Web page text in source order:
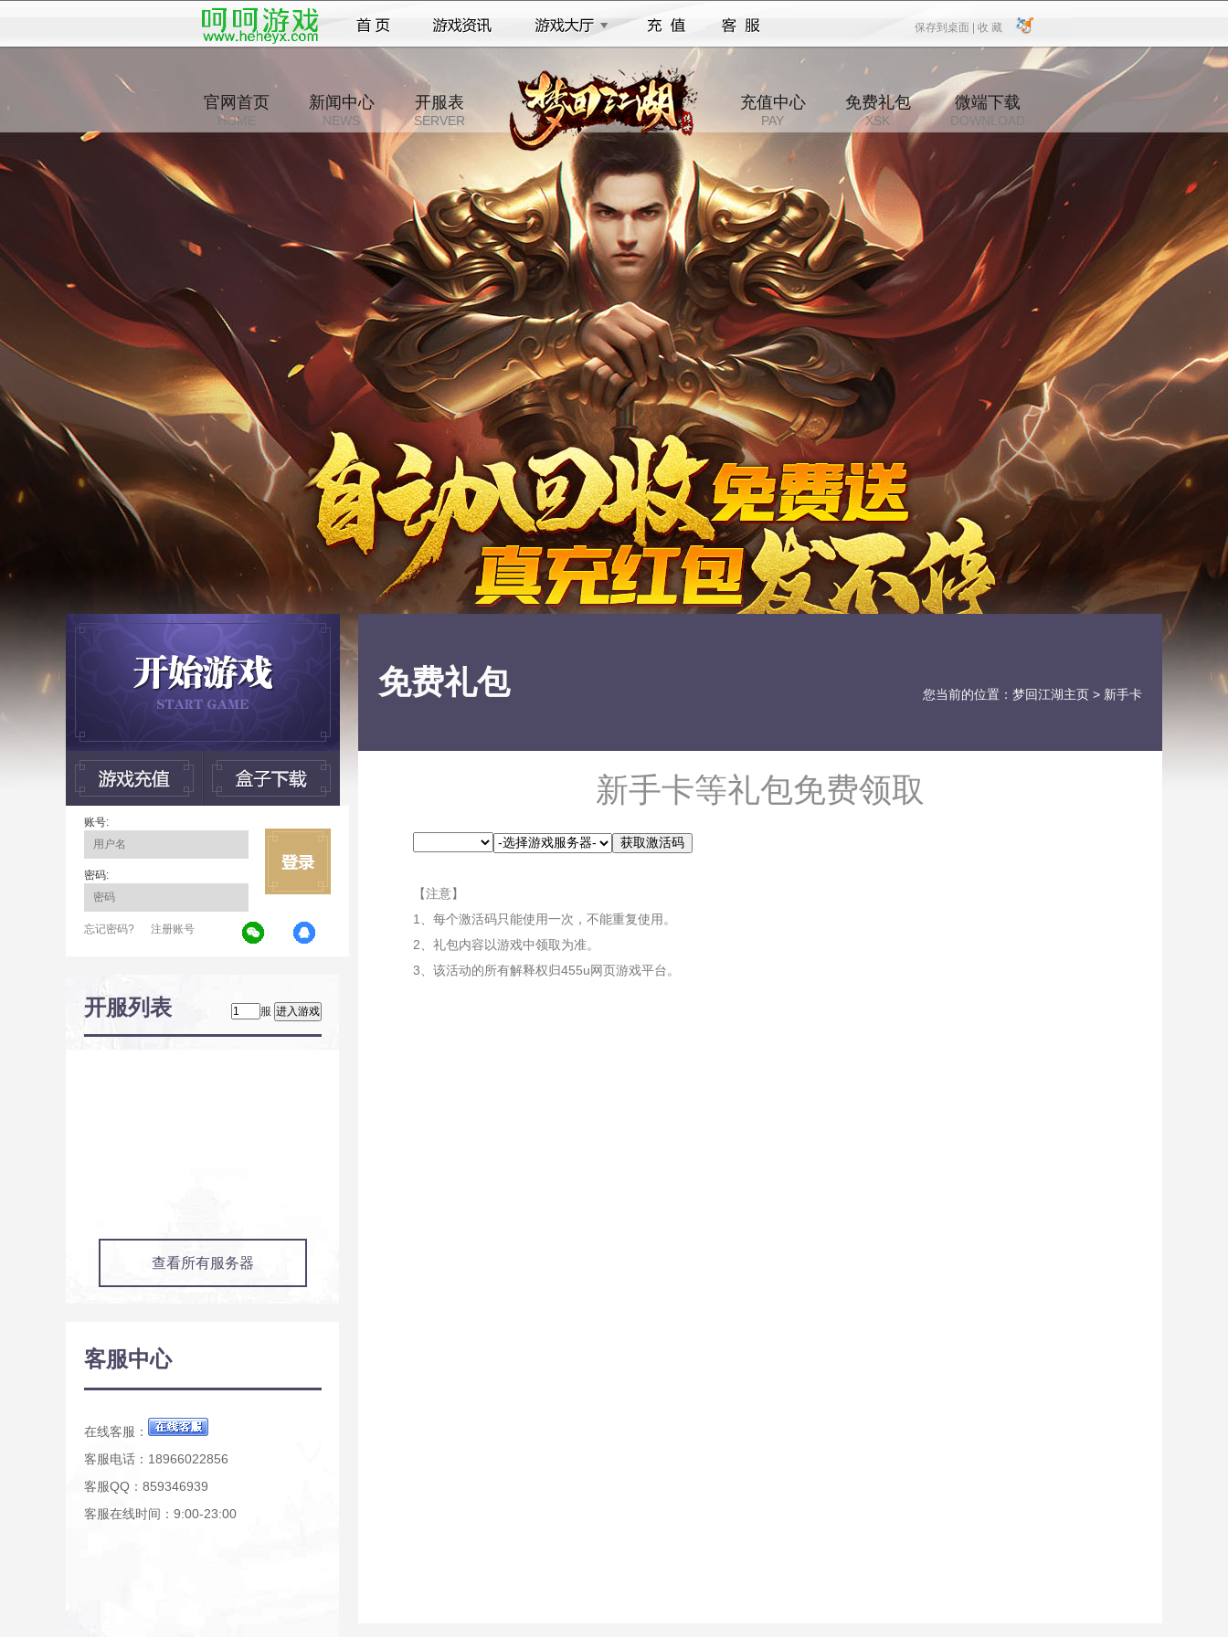
保存到桌面 |
保存到桌面 收 藏
收 藏
官网首页
HOME
新闻中心
NEWS
开服表
SERVER
充值中心
PAY
免费礼包
XSK
微端下载
DOWNLOAD
账号:
密码:
忘记密码? 注册账号
开服列表 服
查看所有服务器
客服中心
在线客服：
客服电话：18966022856
客服QQ：859346939
客服在线时间：9:00-23:00
免费礼包 您当前的位置： 梦回江湖主页 > 新手卡
新手卡等礼包免费领取
【注意】
1、每个激活码只能使用一次，不能重复使用。
2、礼包内容以游戏中领取为准。
3、该活动的所有解释权归455u网页游戏平台。